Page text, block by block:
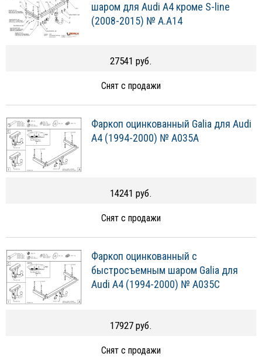
шаром для Audi A4 кроме S-line
(2008-2015) № A.A14
27541 руб.
Снят с продажи
Фаркоп оцинкованный Galia для Audi
A4 (1994-2000) № A035A
14241 руб.
Снят с продажи
Фаркоп оцинкованный с
быстросъемным шаром Galia для
Audi A4 (1994-2000) № A035C
17927 руб.
Снят с продажи